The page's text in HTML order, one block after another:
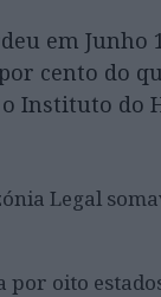
em
cento do
Instituto do
Legal
por oito